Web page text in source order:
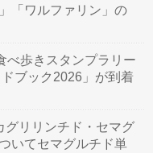
「ワルファリン」の
べ歩きスタンプラリー
ブック2026」が到着
グリリンチド・セマグ
いてセマグルチド単